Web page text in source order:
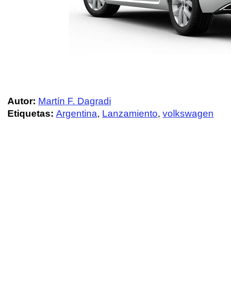
Autor: Martín F. Dagradi
Etiquetas: Argentina, Lanzamiento, volkswagen